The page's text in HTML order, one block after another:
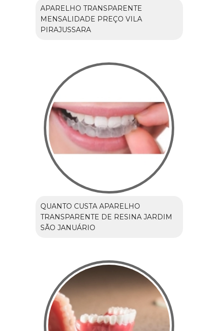
APARELHO TRANSPARENTE
MENSALIDADE PREÇO VILA
PIRAJUSSARA
QUANTO CUSTA APARELHO
TRANSPARENTE DE RESINA JARDIM
SÃO JANUÁRIO